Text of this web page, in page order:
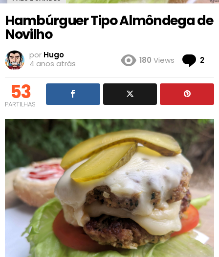
Hambúrguer Tipo Almôndega de
Novilho
por Hugo
4 anos atrás
180 Views 2
53
PARTILHAS